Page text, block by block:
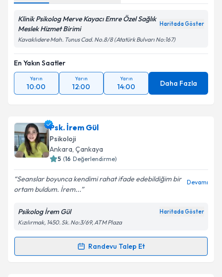
Klinik Psikolog Merve Kayacı Emre Özel Sağlık
Meslek Hizmet Birimi
Haritada Göster
Kavaklıdere Mah. Tunus Cad. No.8/8 (Atatürk Bulvarı No:167)
En Yakın Saatler
Yarın
10:00
Yarın
12:00
Yarın
14:00 Daha Fazla
Psk. İrem Gül
Psikoloji
Ankara, Çankaya
5 (16 Değerlendirme)
Seanslar boyunca kendimi rahat ifade edebildiğim bir
ortam buldum. İrem...
Devamı
Psikolog İrem Gül Haritada Göster
Kızılırmak, 1450. Sk. No:3/69, ATM Plaza
Randevu Talep Et
Randevu Takvimi Talebi